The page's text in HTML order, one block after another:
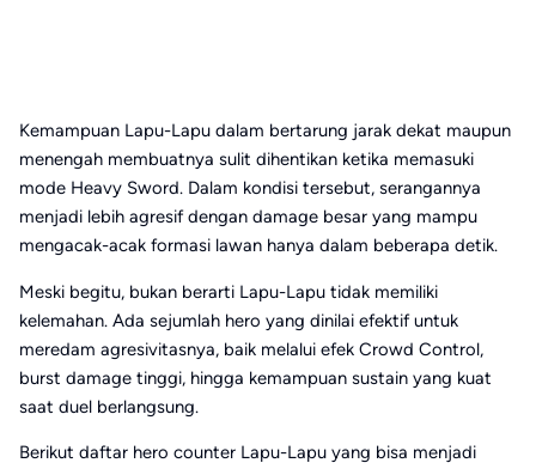
Kemampuan Lapu-Lapu dalam bertarung jarak dekat maupun
menengah membuatnya sulit dihentikan ketika memasuki
mode Heavy Sword. Dalam kondisi tersebut, serangannya
menjadi lebih agresif dengan damage besar yang mampu
mengacak-acak formasi lawan hanya dalam beberapa detik.
Meski begitu, bukan berarti Lapu-Lapu tidak memiliki
kelemahan. Ada sejumlah hero yang dinilai efektif untuk
meredam agresivitasnya, baik melalui efek Crowd Control,
burst damage tinggi, hingga kemampuan sustain yang kuat
saat duel berlangsung.
Berikut daftar hero counter Lapu-Lapu yang bisa menjadi